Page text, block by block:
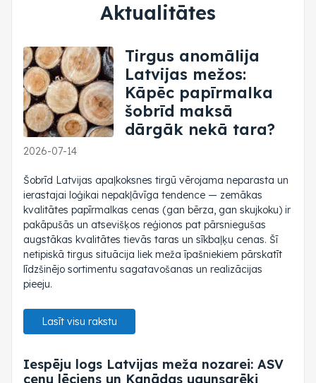
Aktualitātes
Tirgus anomālija
Latvijas mežos:
Kāpēc papīrmalka
šobrīd maksā
dārgāk nekā tara?
2026-07-14
Šobrīd Latvijas apaļkoksnes tirgū vērojama neparasta un
ierastajai loģikai nepakļāvīga tendence — zemākas
kvalitātes papīrmalkas cenas (gan bērza, gan skujkoku) ir
pakāpušās un atsevišķos reģionos pat pārsniegušas
augstākas kvalitātes tievās taras un sīkbaļķu cenas. Šī
netipiskā tirgus situācija liek meža īpašniekiem pārskatīt
līdzšinējo sortimentu sagatavošanas un realizācijas
pieeju.
Lasīt visu rakstu
Iespēju logs Latvijas meža nozarei: ASV
cenu lēciens un Kanādas ugunsgrēki